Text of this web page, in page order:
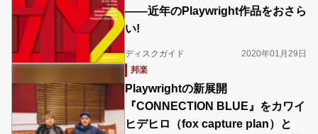
——近年のPlaywright作品をおさら
い!
ディスクガイド
2020年01月29日
邦楽
Playwrightの新展開
『CONNECTION BLUE』をカワイ
ヒデヒロ（fox capture plan）と